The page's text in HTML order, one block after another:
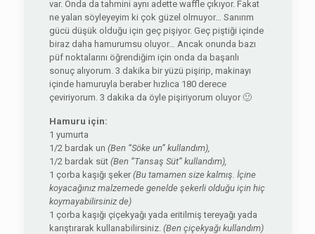
var. Onda da tahmini aynı adette waffle çıkıyor. Fakat
ne yalan söyleyeyim ki çok güzel olmuyor… Sanırım
gücü düşük olduğu için geç pişiyor. Geç piştiği içinde
biraz daha hamurumsu oluyor… Ancak onunda bazı
püf noktalarını öğrendiğim için onda da başarılı
sonuç alıyorum. 3 dakika bir yüzü pişirip, makinayı
içinde hamuruyla beraber hızlıca 180 derece
çeviriyorum. 3 dakika da öyle pişiriyorum oluyor 🙂
Hamuru için:
1 yumurta
1/2 bardak un (Ben “Söke un” kullandım),
1/2 bardak süt (Ben “Tansaş Süt” kullandım),
1 çorba kaşığı şeker (Bu tamamen size kalmış. İçine
koyacağınız malzemede genelde şekerli olduğu için hiç
koymayabilirsiniz de)
1 çorba kaşığı çiçekyağı yada eritilmiş tereyağı yada
karıştırarak kullanabilirsiniz. (Ben çiçekyağı kullandım)